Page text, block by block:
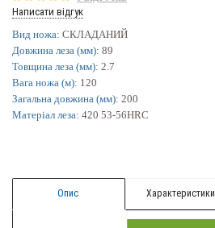
Написати відгук
Вид ножа: СКЛАДАНИЙ
Довжина леза (мм): 89
Товщина леза (мм): 2.7
Вага ножа (м): 120
Загальна довжина (мм): 200
Матеріал леза: 420 53-56HRC
Опис Характеристики